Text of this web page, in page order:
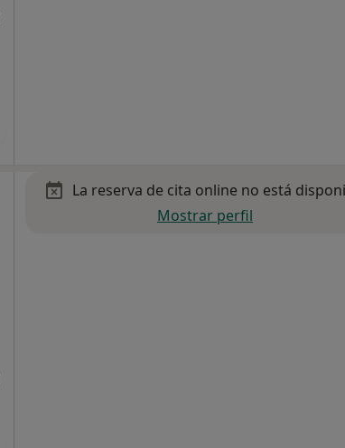
La reserva de cita online no está
Mostrar perfil